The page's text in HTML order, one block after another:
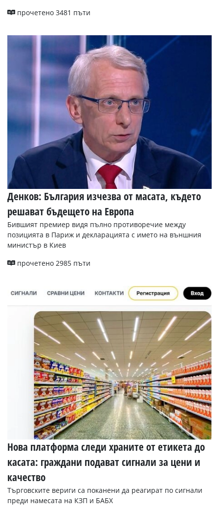
прочетено 3481 пъти
Денков: България изчезва от масата, където
решават бъдещето на Европа
Бившият премиер видя пълно противоречие между
позицията в Париж и декларацията с името на външния
министър в Киев
прочетено 2985 пъти
Нова платформа следи храните от етикета до
касата: граждани подават сигнали за цени и
качество
Търговските вериги са поканени да реагират по сигнали
преди намесата на КЗП и БАБХ